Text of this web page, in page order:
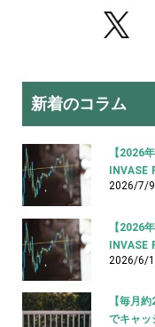
新着のコラム
【2026
INVASE
2026/7/9
【2026
INVASE
2026/6/
【毎月
でキャッ